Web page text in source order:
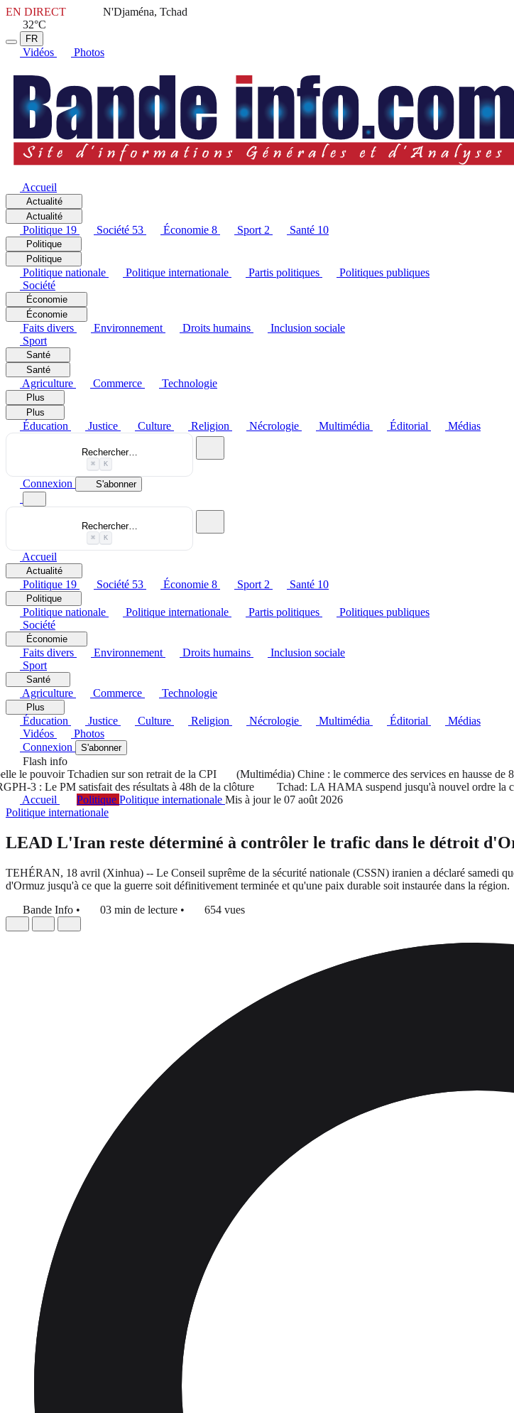
EN DIRECT
N'Djaména, Tchad
32°C
FR
Vidéos Photos
Accueil
Actualité
Actualité
Politique 19 Société 53 Économie 8 Sport 2 Santé 10
Politique
Politique
Politique nationale Politique internationale Partis politiques
Politiques publiques
Société
Économie
Économie
Faits divers Environnement Droits humains
Inclusion sociale
Sport
Santé
Santé
Agriculture Commerce Technologie
Plus
Plus
Éducation Justice Culture Religion Nécrologie Multimédia Éditorial Médias
Rechercher…
⌘ K
Connexion S'abonner
Rechercher…
⌘ K
Accueil
Actualité
Politique 19 Société 53 Économie 8 Sport 2 Santé 10
Politique
Politique nationale Politique internationale Partis politiques
Politiques publiques
Société
Économie
Faits divers Environnement Droits humains
Inclusion sociale
Sport
Santé
Agriculture Commerce Technologie
Plus
Éducation Justice Culture Religion Nécrologie Multimédia Éditorial
Médias
Vidéos
Photos
Connexion
S'abonner
Flash info
pouvoir Tchadien sur son retrait de la CPI
(Multimédia) Chine : le commerce des services en hausse de
3 : Le PM satisfait des résultats à 48h de la clôture
Tchad: LA HAMA suspend jusqu'à nouvel ordre la
Accueil
Politique Politique internationale Mis à jour le 07 août 2026
Politique internationale
LEAD L'Iran reste déterminé à contrôler le trafic dans le détroit
TEHÉRAN, 18 avril (Xinhua) -- Le Conseil suprême de la sécurité nationale (CSSN) iranien a déclaré samedi
d'Ormuz jusqu'à ce que la guerre soit définitivement terminée et qu'une paix durable soit instaurée dans la région.
Bande Info • 03 min de lecture • 654 vues